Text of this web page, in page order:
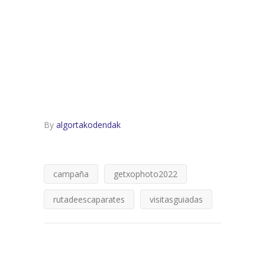
By algortakodendak
campaña getxophoto2022
rutadeescaparates visitasguiadas